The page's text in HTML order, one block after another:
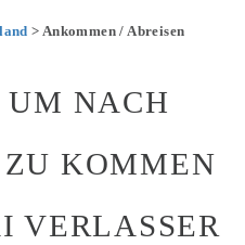
> Ankommen / Abreisen
UM NACH
KOMMEN
VERLASSER